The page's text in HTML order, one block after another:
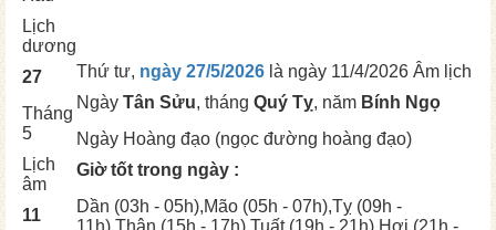
Lịch
dương
27
Tháng
5
Lịch
âm
11
Thứ tư, ngày 27/5/2026 là ngày 11/4/2026 Âm lịch
Ngày Tân Sửu, tháng Quý Tỵ, năm Bính Ngọ
Ngày Hoàng đạo (ngọc đường hoàng đạo)
Giờ tốt trong ngày :
Dần (03h - 05h),Mão (05h - 07h),Tỵ (09h -